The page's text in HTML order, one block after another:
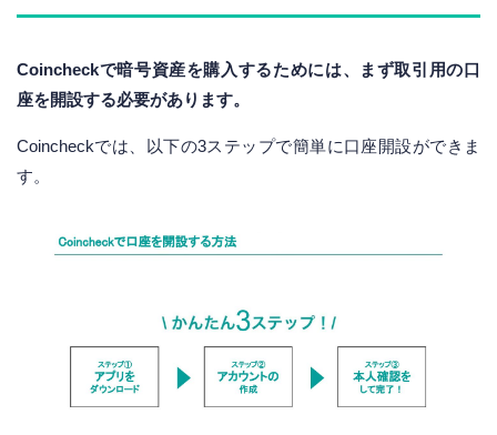
Coincheckで暗号資産を購入するためには、まず取引用の口
座を開設する必要があります。
Coincheckでは、以下の3ステップで簡単に口座開設ができま
す。